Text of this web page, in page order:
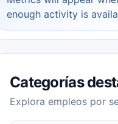
enough activity is
Categorías
Explora empleos por